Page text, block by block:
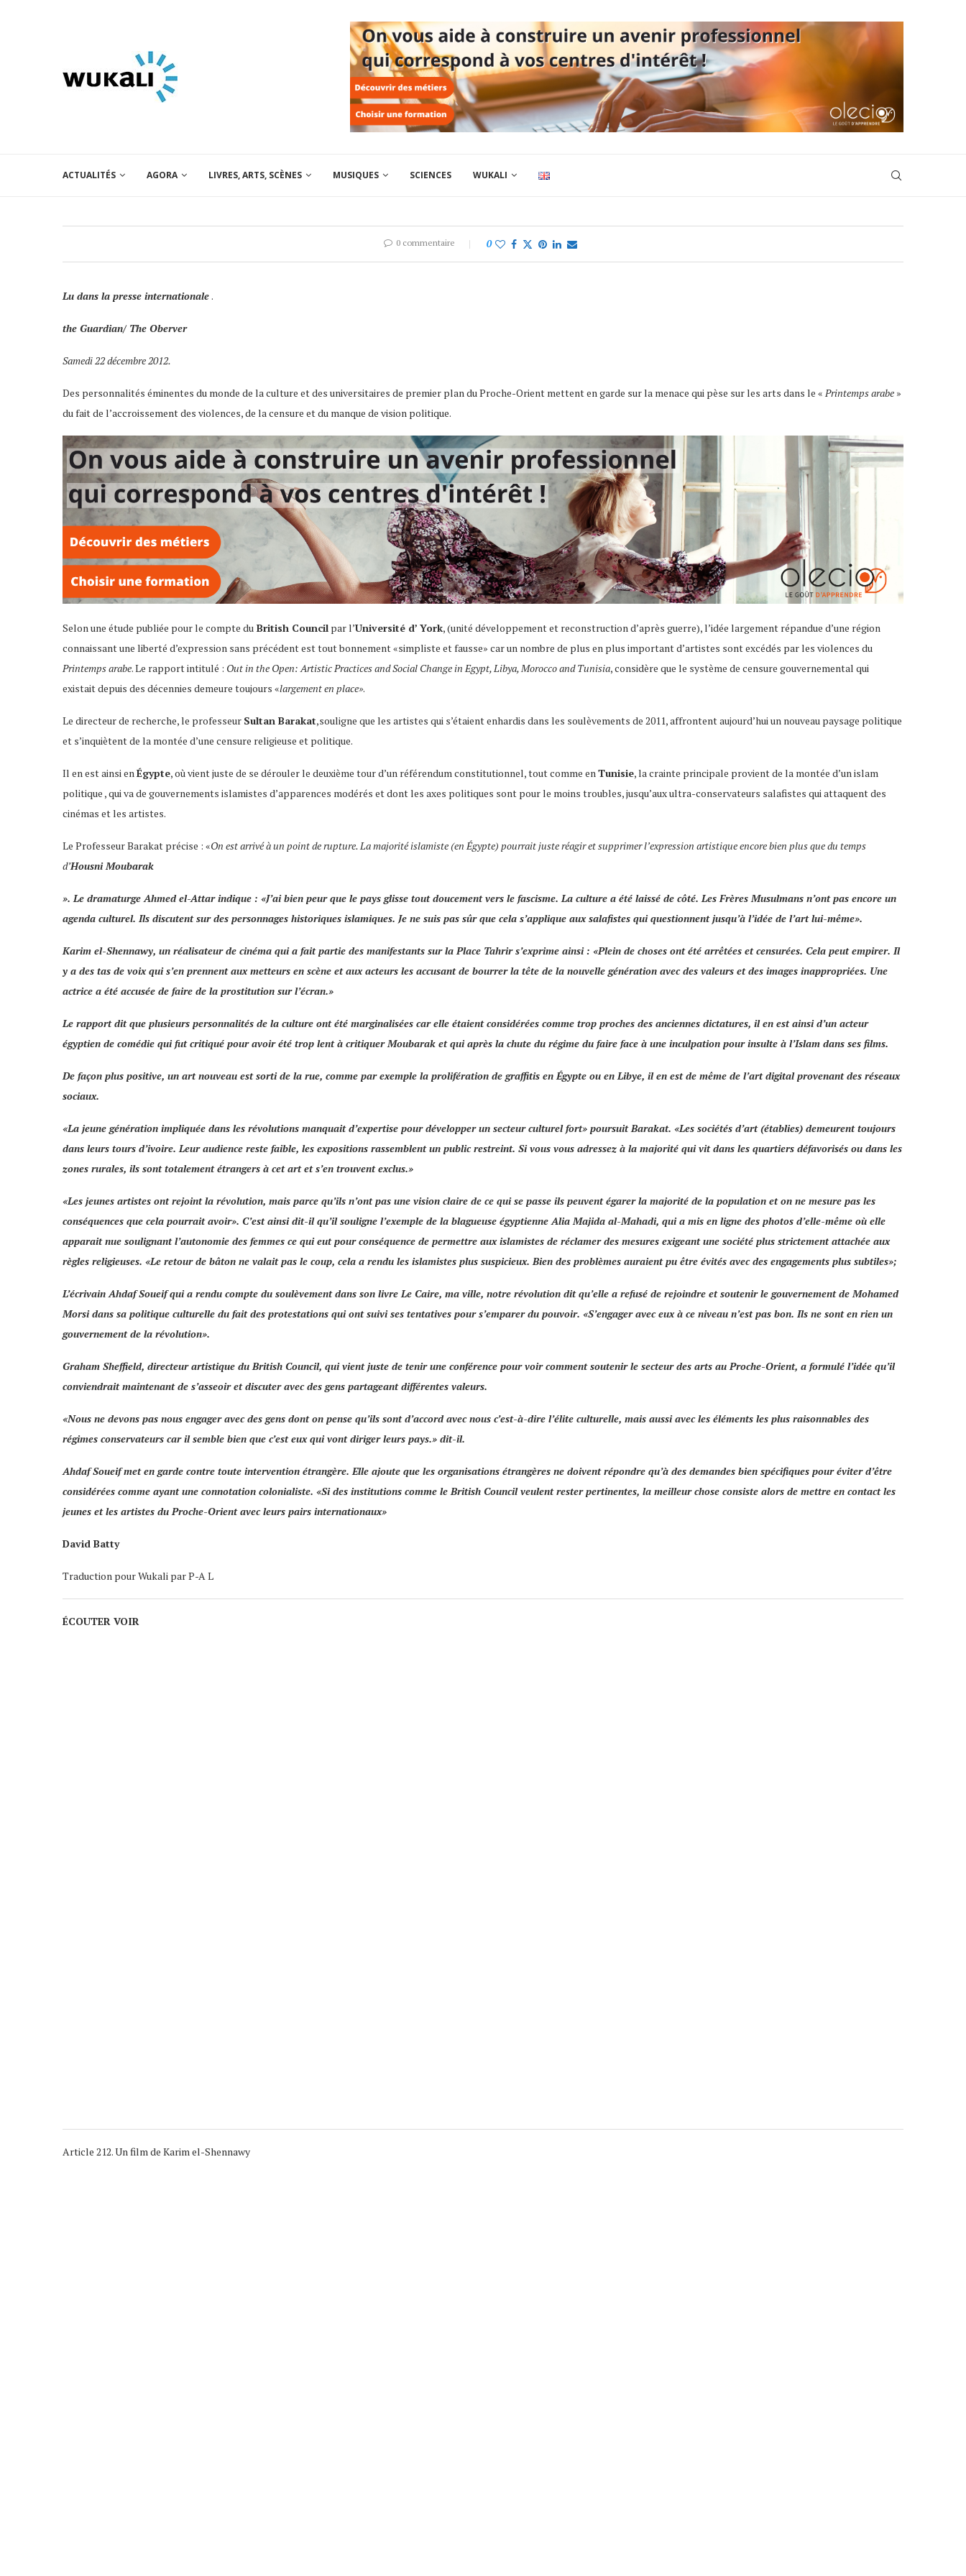
ACTUALITÉS AGORA LIVRES, ARTS, SCÈNES MUSIQUES SCIENCES WUKALI
0 commentaire 0
Lu dans la presse internationale.
the Guardian/ The Oberver
Samedi 22 décembre 2012.
Des personnalités éminentes du monde de la culture et des universitaires de premier plan du Proche-Orient mettent en garde sur la menace qui pèse sur les arts dans le « Printemps arabe »
du fait de l’accroissement des violences, de la censure et du manque de vision politique.
Selon une étude publiée pour le compte du British Council par l’Université d’ York, (unité développement et reconstruction d’après guerre), l’idée largement répandue d’une région
connaissant une liberté d’expression sans précédent est tout bonnement «simpliste et fausse» car un nombre de plus en plus important d’artistes sont excédés par les violences du
Printemps arabe. Le rapport intitulé : Out in the Open: Artistic Practices and Social Change in Egypt, Libya, Morocco and Tunisia, considère que le système de censure gouvernemental qui
existait depuis des décennies demeure toujours «largement en place».
Le directeur de recherche, le professeur Sultan Barakat,souligne que les artistes qui s’étaient enhardis dans les soulèvements de 2011, affrontent aujourd’hui un nouveau paysage politique
et s’inquiètent de la montée d’une censure religieuse et politique.
Il en est ainsi enÉgypte, où vient juste de se dérouler le deuxième tour d’un référendum constitutionnel, tout comme enTunisie, la crainte principale provient de la montée d’un islam
politique , qui va de gouvernements islamistes d’apparences modérés et dont les axes politiques sont pour le moins troubles, jusqu’aux ultra-conservateurs salafistes qui attaquent des
cinémas et les artistes.
Le Professeur Barakat précise : «On est arrivé à un point de rupture. La majorité islamiste (en Égypte) pourrait juste réagir et supprimer l’expression artistique encore bien plus que du temps
d’Housni Moubarak
». Le dramaturgeAhmed el-Attarindique : «J’ai bien peur que le pays glisse tout doucement vers le fascisme. La culture a été laissé de côté. LesFrères Musulmans n’ont pas encore un
agenda culturel. Ils discutent sur des personnages historiques islamiques. Je ne suis pas sûr que cela s’applique aux salafistes qui questionnent jusqu’à l’idée de l’art lui-même».
Karim el-Shennawy, un réalisateur de cinéma qui a fait partie des manifestants sur laPlace Tahrirs’exprime ainsi : «Plein de choses ont été arrêtées et censurées. Cela peut empirer. Il
y a des tas de voix qui s’en prennent aux metteurs en scène et aux acteurs les accusant de bourrer la tête de la nouvelle génération avec des valeurs et des images inappropriées. Une
actrice a été accusée de faire de la prostitution sur l’écran.»
Le rapport dit que plusieurs personnalités de la culture ont été marginalisées car elle étaient considérées comme trop proches des anciennes dictatures, il en est ainsi d’un acteur
égyptien de comédie qui fut critiqué pour avoir été trop lent à critiquer Moubarak et qui après la chute du régime du faire face à une inculpation pour insulte à l’Islam dans ses films.
De façon plus positive, un art nouveau est sorti de la rue, comme par exemple la prolifération de graffitis en Égypte ou en Libye, il en est de même de l’art digital provenant des réseaux
sociaux.
«La jeune génération impliquée dans les révolutions manquait d’expertise pour développer un secteur culturel fort» poursuit Barakat. «Les sociétés d’art (établies) demeurent toujours
dans leurs tours d’ivoire. Leur audience reste faible, les expositions rassemblent un public restreint. Si vous vous adressez à la majorité qui vit dans les quartiers défavorisés ou dans les
zones rurales, ils sont totalement étrangers à cet art et s’en trouvent exclus.»
«Les jeunes artistes ont rejoint la révolution, mais parce qu’ils n’ont pas une vision claire de ce qui se passe ils peuvent égarer la majorité de la population et on ne mesure pas les
conséquences que cela pourrait avoir». C’est ainsi dit-il qu’il souligne l’exemple de la blagueuse égyptienneAlia Majida al-Mahadi, qui a mis en ligne des photos d’elle-même où elle
apparait nue soulignant l’autonomie des femmes ce qui eut pour conséquence de permettre aux islamistes de réclamer des mesures exigeant une société plus strictement attachée aux
règles religieuses. «Le retour de bâton ne valait pas le coup, cela a rendu les islamistes plus suspicieux. Bien des problèmes auraient pu être évités avec des engagements plus subtiles»;
L’écrivainAhdaf Soueifqui a rendu compte du soulèvement dans son livreLe Caire, ma ville, notre révolution dit qu’elle a refusé de rejoindre et soutenir le gouvernement deMohamed
Morsidans sa politique culturelle du fait des protestations qui ont suivi ses tentatives pour s’emparer du pouvoir. «S’engager avec eux à ce niveau n’est pas bon. Ils ne sont en rien un
gouvernement de la révolution».
Graham Sheffield, directeur artistique du British Council, qui vient juste de tenir une conférence pour voir comment soutenir le secteur des arts au Proche-Orient, a formulé l’idée qu’il
conviendrait maintenant de s’asseoir et discuter avec des gens partageant différentes valeurs.
«Nous ne devons pas nous engager avec des gens dont on pense qu’ils sont d’accord avec nous c’est-à-dire l’élite culturelle, mais aussi avec les éléments les plus raisonnables des
régimes conservateurs car il semble bien que c’est eux qui vont diriger leurs pays.» dit-il.
Ahdaf Soueif met en garde contre toute intervention étrangère. Elle ajoute que les organisations étrangères ne doivent répondre qu’à des demandes bien spécifiques pour éviter d’être
considérées comme ayant une connotation colonialiste. «Si des institutions comme le British Council veulent rester pertinentes, la meilleur chose consiste alors de mettre en contact les
jeunes et les artistes du Proche-Orient avec leurs pairs internationaux»
David Batty
Traduction pour Wukali par P-A L
ÉCOUTER VOIR
Article 212. Un film de Karim el-Shennawy